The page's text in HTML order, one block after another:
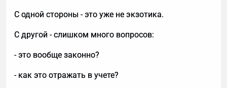
С одной стороны - это уже не экзотика.
С другой - слишком много вопросов:
- это вообще законно?
- как это отражать в учете?